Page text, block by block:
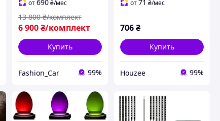
подсветка салона 12
вольт звездный
проектор для
автомобиля
от690 ₴/мес
6 900 ₴/комплект
13 800 ₴/комплект
Купить
Fashion_Car 99%
комнаты 8 цветов
от71 ₴/мес
706₴
Купить
Houzee 99%